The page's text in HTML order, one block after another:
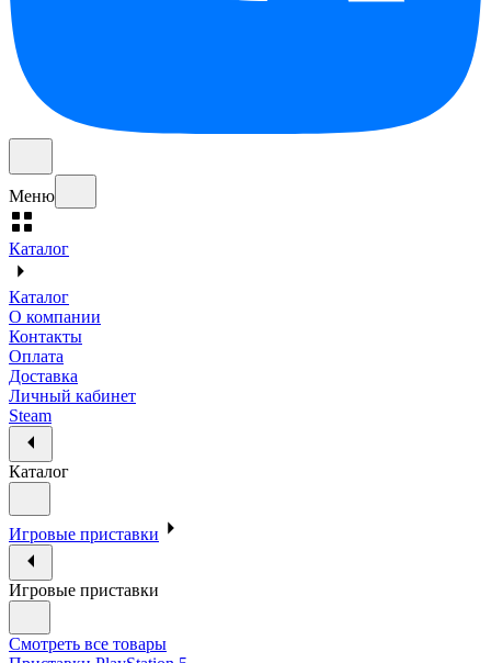
Меню
Каталог
Каталог
О компании
Контакты
Оплата
Доставка
Личный кабинет
Steam
Каталог
Игровые приставки
Игровые приставки
Смотреть все товары